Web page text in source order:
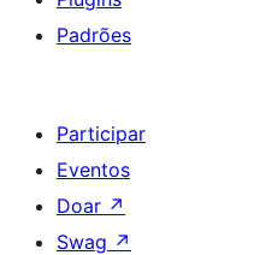
Padrões
Participar
Eventos
Doar ↗
Swag ↗